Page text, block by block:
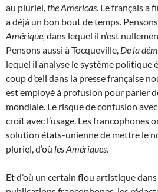
au pluriel,the Americas. Le français a
a déjà un bon bout de temps.
Amérique, dans lequel il n’est
Pensons aussi à Tocqueville, De la
lequel il analyse le système politique
coup d’œil dans la presse française
est employé à profusion pour parler
mondiale. Le risque de confusion
croît avec l’usage. Les francophones
solution états-unienne de mettre le
pluriel, d’où les Amériques.
Et d’où un certain flou artistique